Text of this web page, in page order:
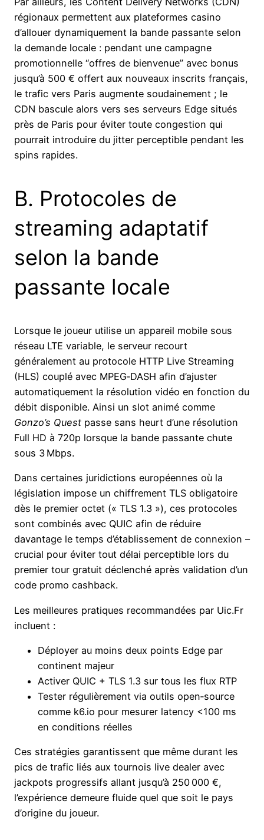
régionaux permettent aux plateformes casino
d’allouer dynamiquement la bande passante selon
la demande locale : pendant une campagne
promotionnelle “offres de bienvenue” avec bonus
jusqu’à 500 € offert aux nouveaux inscrits français,
le trafic vers Paris augmente soudainement ; le
CDN bascule alors vers ses serveurs Edge situés
près de Paris pour éviter toute congestion qui
pourrait introduire du jitter perceptible pendant les
spins rapides.
B. Protocoles de
streaming adaptatif
selon la bande
passante locale
Lorsque le joueur utilise un appareil mobile sous
réseau LTE variable, le serveur recourt
généralement au protocole HTTP Live Streaming
(HLS) couplé avec MPEG‑DASH afin d’ajuster
automatiquement la résolution vidéo en fonction du
débit disponible. Ainsi un slot animé comme
Gonzo’s Quest passe sans heurt d’une résolution
Full HD à 720p lorsque la bande passante chute
sous 3 Mbps.
Dans certaines juridictions européennes où la
législation impose un chiffrement TLS obligatoire
dès le premier octet (« TLS 1.3 »), ces protocoles
sont combinés avec QUIC afin de réduire
davantage le temps d’établissement de connexion –
crucial pour éviter tout délai perceptible lors du
premier tour gratuit déclenché après validation d’un
code promo cashback.
Les meilleures pratiques recommandées par Uic.Fr
incluent :
Déployer au moins deux points Edge par
continent majeur
Activer QUIC + TLS 1.3 sur tous les flux RTP
Tester régulièrement via outils open‑source
comme k6.io pour mesurer latency <100 ms
en conditions réelles
Ces stratégies garantissent que même durant les
pics de trafic liés aux tournois live dealer avec
jackpots progressifs allant jusqu’à 250 000 €,
l’expérience demeure fluide quel que soit le pays
d’origine du joueur.